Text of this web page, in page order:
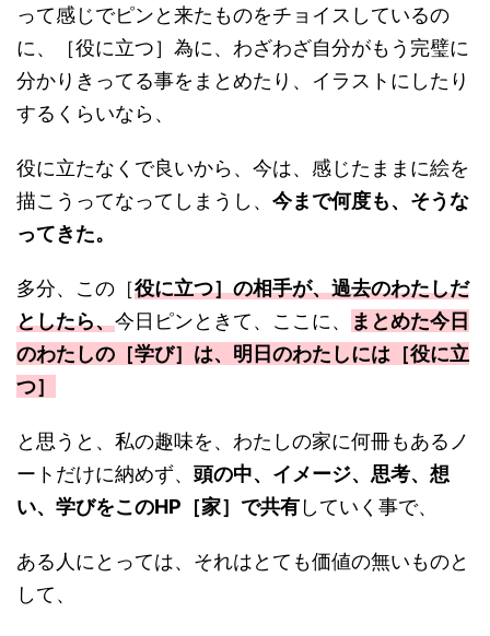
って感じでピンと来たものをチョイスしているの
に、［役に立つ］為に、わざわざ自分がもう完璧に
分かりきってる事をまとめたり、イラストにしたり
するくらいなら、
役に立たなくで良いから、今は、感じたままに絵を
描こうってなってしまうし、 今まで何度も、そうな
ってきた。
多分、この［役に立つ］の相手が、過去のわたしだ
としたら、今日ピンときて、ここに、
まとめた今日
のわたしの［学び］は、明日のわたしには［役に立
つ］
と思うと、私の趣味を、わたしの家に何冊もあるノ
ートだけに納めず、 頭の中、イメージ、思考、想
い、学びをこのHP［家］で共有していく事で、
ある人にとっては、それはとても価値の無いものと
して、